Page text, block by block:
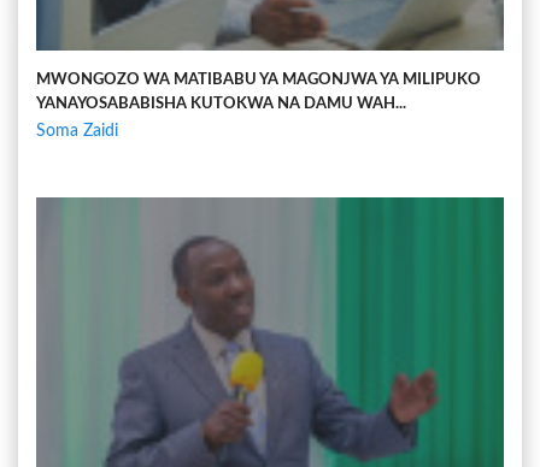
MWONGOZO WA MATIBABU YA MAGONJWA YA MILIPUKO
YANAYOSABABISHA KUTOKWA NA DAMU WAH...
Soma Zaidi